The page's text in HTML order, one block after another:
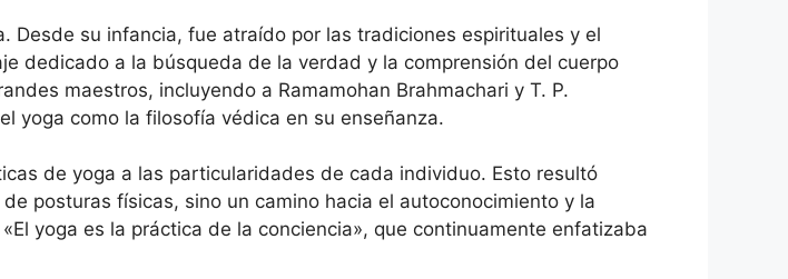
Desde su infancia, fue atraído por las tradiciones espirituales y el
dedicado a la búsqueda de la verdad y la comprensión del cuerpo
maestros, incluyendo a Ramamohan Brahmachari y T. P.
yoga como la filosofía védica en su enseñanza.
de yoga a las particularidades de cada individuo. Esto resultó
posturas físicas, sino un camino hacia el autoconocimiento y la
yoga es la práctica de la conciencia», que continuamente enfatizaba